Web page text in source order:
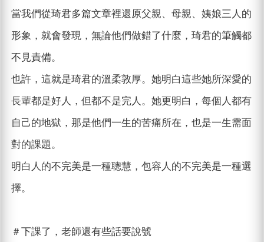
當我們從琦君多篇文章裡還原父親、母親、姨娘三人的
形象，就會發現，無論他們做錯了什麼，琦君的筆觸都
不見責備。
也許，這就是琦君的溫柔敦厚。她明白這些她所深愛的
長輩都是好人，但都不是完人。她更明白，每個人都有
自己的地獄，那是他們一生的苦痛所在，也是一生需面
對的課題。
明白人的不完美是一種聰慧，包容人的不完美是一種選
擇。
＃下課了，老師還有些話要說號